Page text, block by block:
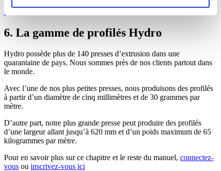
5. Choisir le bon alliage
6. La gamme de profilés Hydro
Hydro possède plus de 140 presses d’extrusion dans une
quarantaine de pays. Nous sommes près de nos clients partout dans
le monde.
Avec l’une de nos plus petites presses, nous produisons des profilés
à partir d’un diamètre de cinq millimètres et de 30 grammes par
mètre.
D’autre part, notre plus grande presse peut produire des profilés
d’une largeur allant jusqu’à 620 mm et d’un poids maximum de 65
kilogrammes par mètre.
Pour en savoir plus sur ce chapitre et le reste du manuel, connectez-
vous ou inscrivez-vous ici